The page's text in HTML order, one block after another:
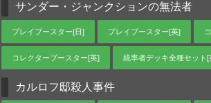
サンダー・ジャンクションの無法者
プレイブースター[日] プレイブースター[英]
コレクターブースター[英] 統率者デッキ全種セット[
カルロフ邸殺人事件